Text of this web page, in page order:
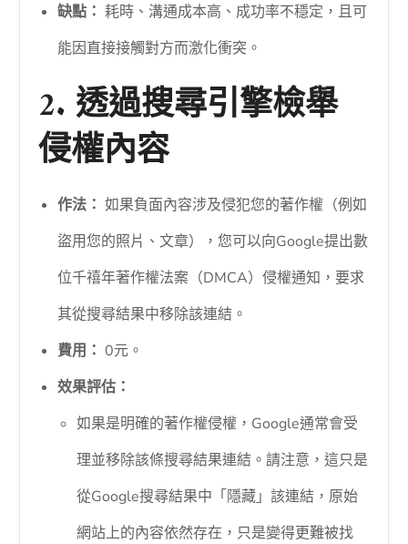
缺點： 耗時、溝通成本高、成功率不穩定，且可
能因直接接觸對方而激化衝突。
2. 透過搜尋引擎檢舉
侵權內容
作法： 如果負面內容涉及侵犯您的著作權（例如
盜用您的照片、文章），您可以向Google提出數
位千禧年著作權法案（DMCA）侵權通知，要求
其從搜尋結果中移除該連結。
費用： 0元。
效果評估：
如果是明確的著作權侵權，Google通常會受
理並移除該條搜尋結果連結。請注意，這只是
從Google搜尋結果中「隱藏」該連結，原始
網站上的內容依然存在，只是變得更難被找